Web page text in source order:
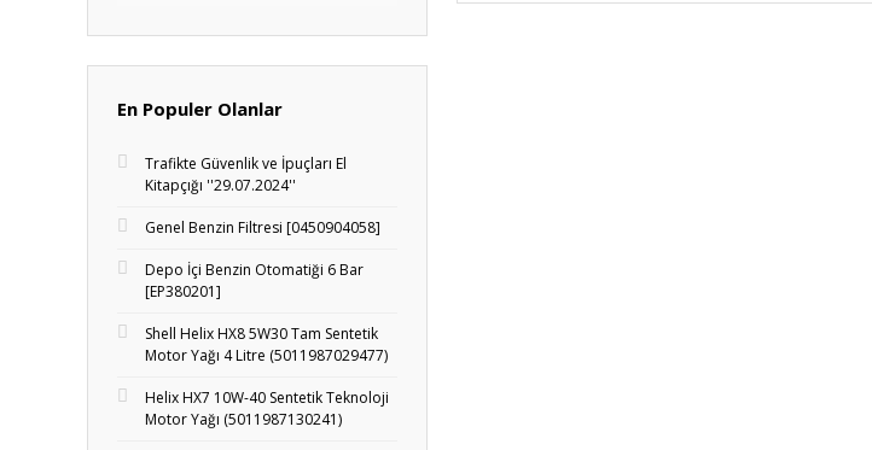
En Populer Olanlar
Trafikte Güvenlik ve İpuçları El
Kitapçığı ''29.07.2024''
Genel Benzin Filtresi [0450904058]
Depo İçi Benzin Otomatiği 6 Bar
[EP380201]
Shell Helix HX8 5W30 Tam Sentetik
Motor Yağı 4 Litre (5011987029477)
Helix HX7 10W-40 Sentetik Teknoloji
Motor Yağı (5011987130241)